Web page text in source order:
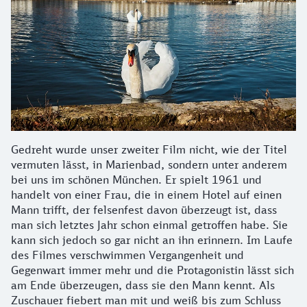
Gedreht wurde unser zweiter Film nicht, wie der Titel
vermuten lässt, in Marienbad, sondern unter anderem
bei uns im schönen München. Er spielt 1961 und
handelt von einer Frau, die in einem Hotel auf einen
Mann trifft, der felsenfest davon überzeugt ist, dass
man sich letztes Jahr schon einmal getroffen habe. Sie
kann sich jedoch so gar nicht an ihn erinnern. Im Laufe
des Filmes verschwimmen Vergangenheit und
Gegenwart immer mehr und die Protagonistin lässt sich
am Ende überzeugen, dass sie den Mann kennt. Als
Zuschauer fiebert man mit und weiß bis zum Schluss